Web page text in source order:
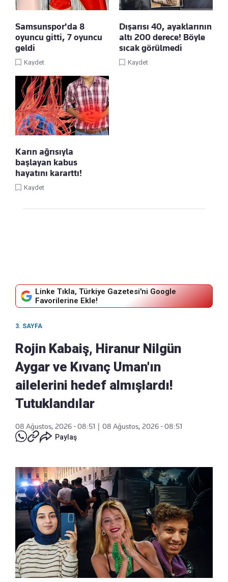
Samsunspor'da 8
oyuncu gitti, 7 oyuncu
geldi
Kaydet
Dışarısı 40, ayaklarının
altı 200 derece! Böyle
sıcak görülmedi
Kaydet
Karın ağrısıyla
başlayan kabus
hayatını kararttı!
Kaydet
Linke Tıkla, Türkiye Gazetesi'ni Google
Favorilerine Ekle!
3. SAYFA
Rojin Kabaiş, Hiranur Nilgün
Aygar ve Kıvanç Uman'ın
ailelerini hedef almışlardı!
Tutuklandılar
08 Ağustos, 2026 - 08:51
08 Ağustos, 2026 - 08:51
Paylaş